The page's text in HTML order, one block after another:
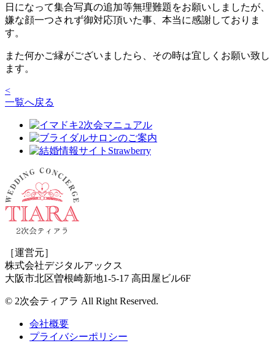
日になって集合写真の追加等無理難題をお願いしましたが、
嫌な顔一つされず御対応頂いた事、本当に感謝しておりま
す。
また何かご縁がございましたら、その時は宜しくお願い致し
ます。
<
一覧へ戻る
［運営元］
株式会社デジタルアックス
大阪市北区曽根崎新地1-5-17 高田屋ビル6F
© 2次会ティアラ All Right Reserved.
会社概要
プライバシーポリシー